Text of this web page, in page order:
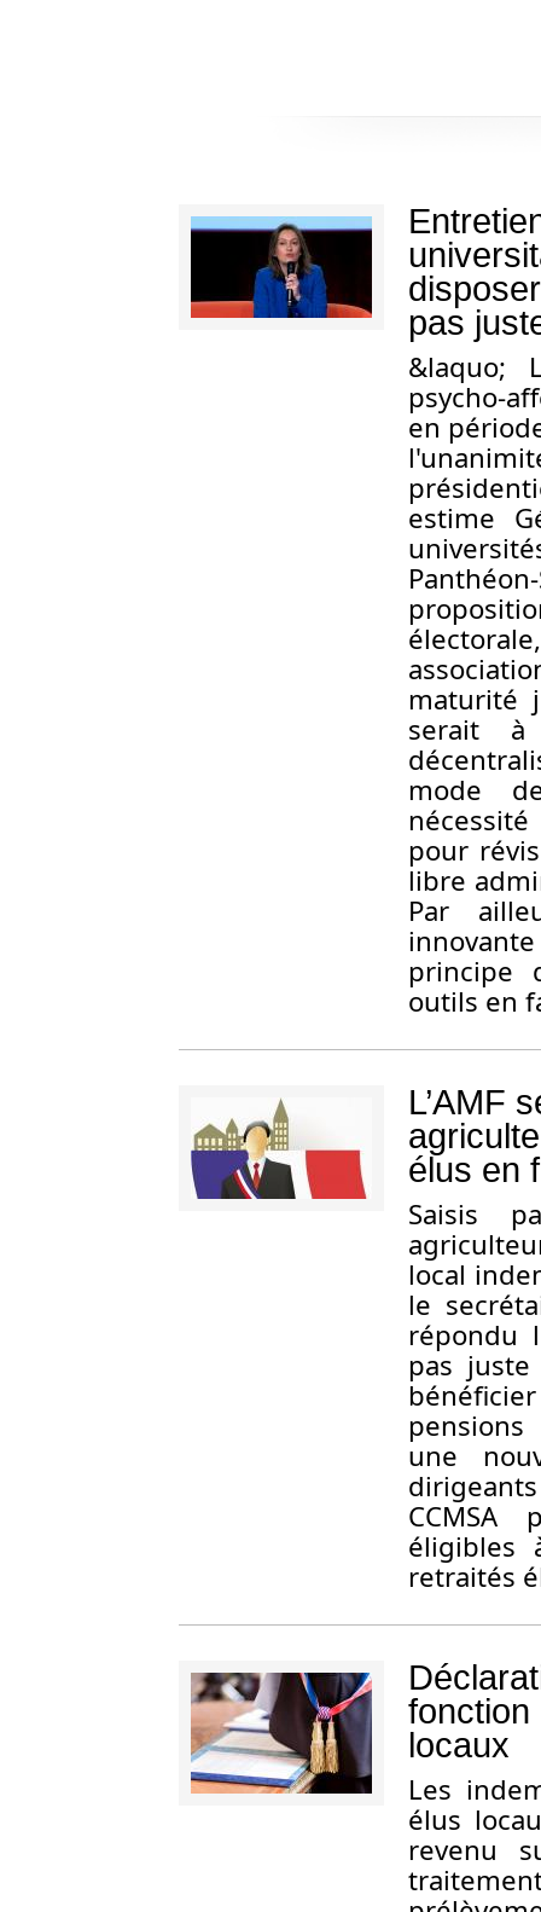
pas
&laquo;
psycho-
en
estime
maturité
serait
mode
pour
libre
Par
principe
outils en
L’AMF
élus en
Saisis
local
le
répondu
pas
une
éligibles
retraités
fonction
locaux
Les
élus
revenu